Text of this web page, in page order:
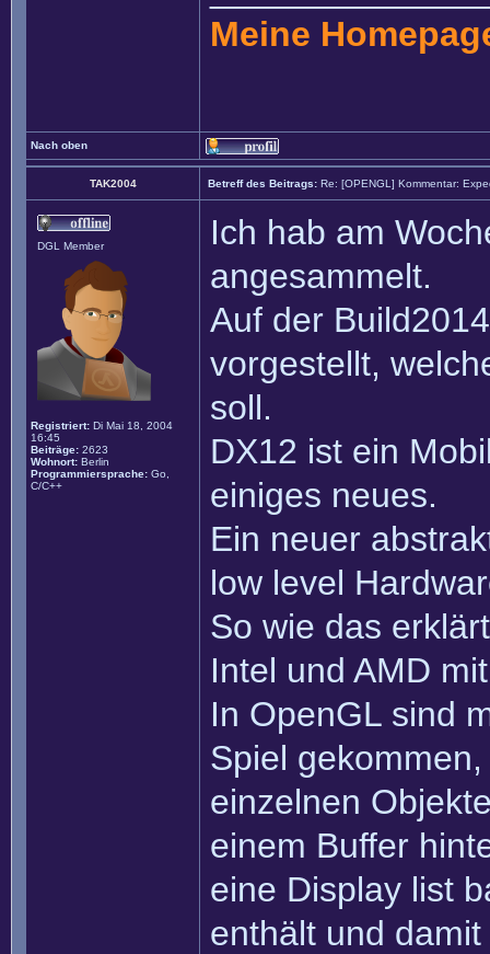
Meine
Nach oben
TAK2004 Betreff des Beitrags: Re: [OPENGL] Kommentar:
DGL Member
Registriert: Di Mai 18, 2004
16:45
Beiträge: 2623
Wohnort: Berlin
Programmiersprache: Go,
C/C++
Ich hab am
angesammelt.
Auf der
vorgestellt,
soll.
DX12 ist ein
einiges neues.
Ein neuer
low level
So wie das
Intel und AMD
In OpenGL sind
Spiel
einzelnen
einem Buffer
eine Display list
enthält und